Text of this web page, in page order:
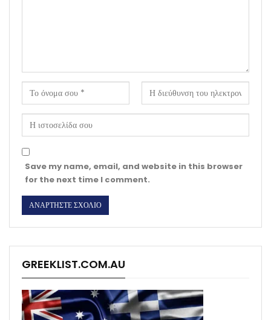
Save my name, email, and website in this browser
for the next time I comment.
GREEKLIST.COM.AU